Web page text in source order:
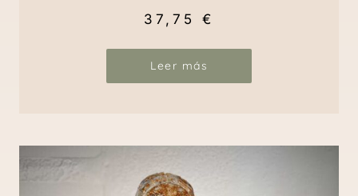
37,75 €
Leer más